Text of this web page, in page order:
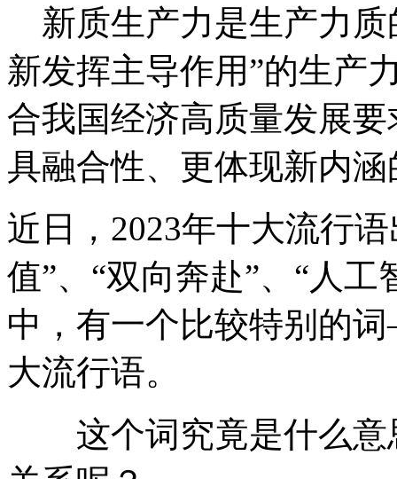
新质生产力是生产力质
新发挥主导作用”的生产
合我国经济高质量发展
具融合性、更体现新内
近日，2023年十大流行
值”、“双向奔赴”、“人
中，有一个比较特别的
大流行语。
这个词究竟是什么意